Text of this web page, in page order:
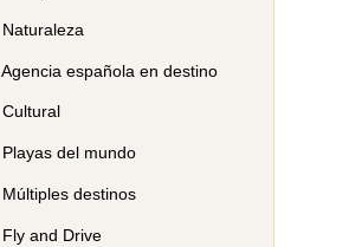
Naturaleza
Agencia española en destino
Cultural
Playas del mundo
Múltiples destinos
Fly and Drive